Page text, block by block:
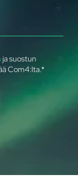
ja suostun
Com4:lta.*